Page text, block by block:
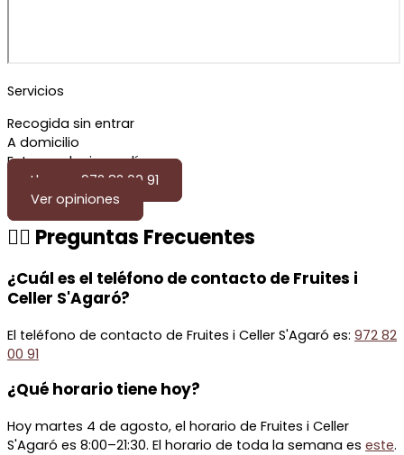
Servicios
Recogida sin entrar
A domicilio
Entrega el mismo día
Llamar: 972 82 00 91
Ver opiniones
🙋‍♂️ Preguntas Frecuentes
¿Cuál es el teléfono de contacto de Fruites i
Celler S'Agaró?
El teléfono de contacto de Fruites i Celler S'Agaró es: 972 82
00 91
¿Qué horario tiene hoy?
Hoy martes 4 de agosto, el horario de Fruites i Celler
S'Agaró es 8:00–21:30. El horario de toda la semana es este.